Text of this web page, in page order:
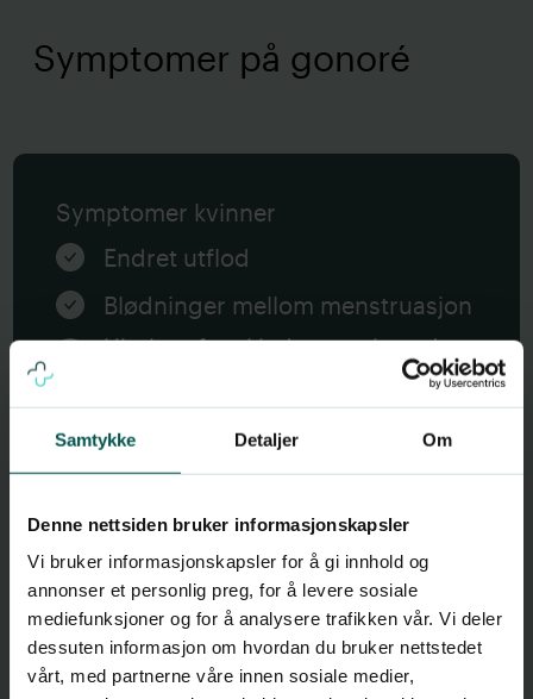
Samtykke Detaljer Om
Denne nettsiden bruker informasjonskapsler
Vi bruker informasjonskapsler for å gi innhold og
annonser et personlig preg, for å levere sosiale
mediefunksjoner og for å analysere trafikken vår. Vi deler
dessuten informasjon om hvordan du bruker nettstedet
vårt, med partnerne våre innen sosiale medier,
Symptomer på gonoré
Symptomer kvinner
Endret utflod
Blødninger mellom menstruasjon
Ubehag fra skjede og svie ved
Magesmerter
Feber og påvirket allmenntilstand